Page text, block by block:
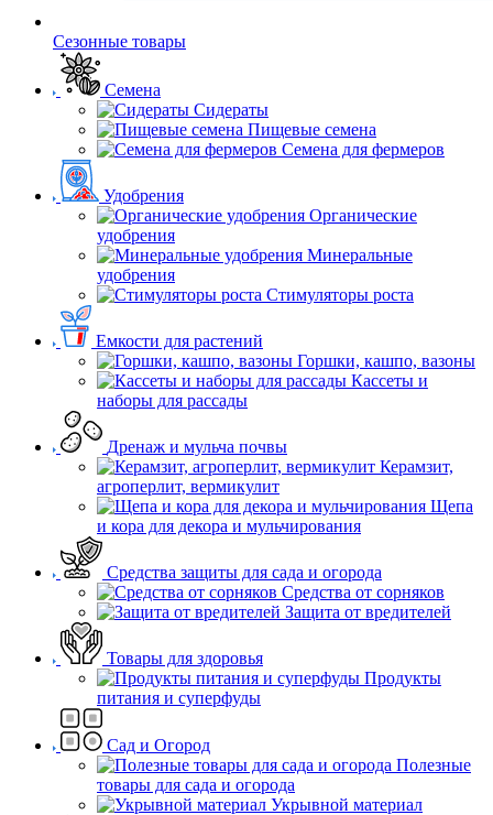
Сезонные товары
Семена
Сидераты
Пищевые семена
Семена для фермеров
Удобрения
Органические
удобрения
Минеральные
удобрения
Стимуляторы роста
Емкости для растений
Горшки, кашпо, вазоны
Кассеты и
наборы для рассады
Дренаж и мульча почвы
Керамзит,
агроперлит, вермикулит
Щепа
и кора для декора и мульчирования
Средства защиты для сада и огорода
Средства от сорняков
Защита от вредителей
Товары для здоровья
Продукты
питания и суперфуды
Сад и Огород
Полезные
товары для сада и огорода
Укрывной материал